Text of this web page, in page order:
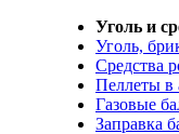
Уголь и
Уголь,
Средства
Пеллеты в
Газовые
Заправка